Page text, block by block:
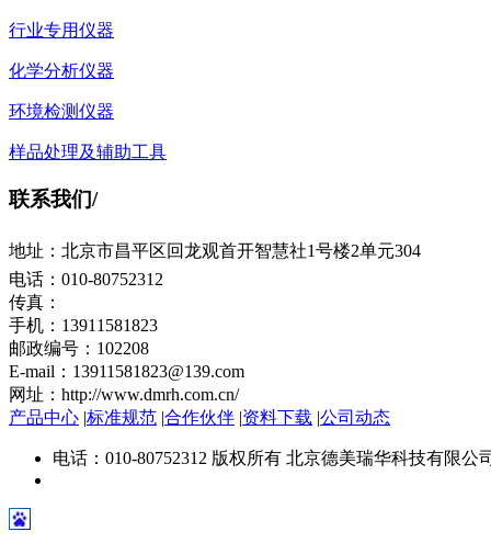
行业专用仪器
化学分析仪器
环境检测仪器
样品处理及辅助工具
联系我们/
地址：北京市昌平区回龙观首开智慧社1号楼2单元304
电话：010-80752312
传真：
手机：13911581823
邮政编号：102208
E-mail：13911581823@139.com
网址：http://www.dmrh.com.cn/
产品中心 |标准规范 |合作伙伴 |资料下载 |公司动态
电话：010-80752312 版权所有 北京德美瑞华科技有限公